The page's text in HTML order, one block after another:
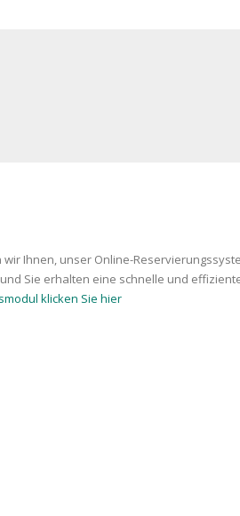
Ihnen, unser Online-
Sie erhalten eine schnelle und
klicken Sie hier